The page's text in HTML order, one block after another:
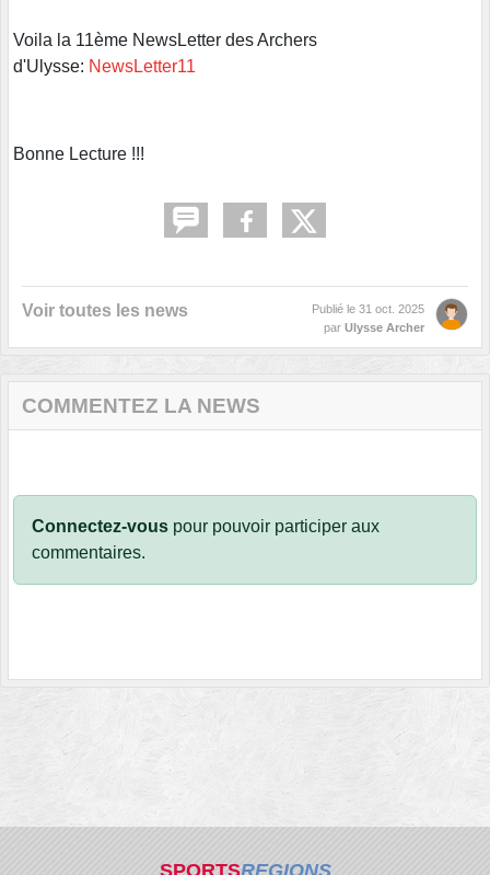
Voila la 11ème NewsLetter des Archers
d'Ulysse: NewsLetter11
Bonne Lecture !!!
Voir toutes les news Publié le 31 oct. 2025
par Ulysse Archer
COMMENTEZ LA NEWS
Connectez-vous pour pouvoir participer aux
commentaires.
SPORTSREGIONS